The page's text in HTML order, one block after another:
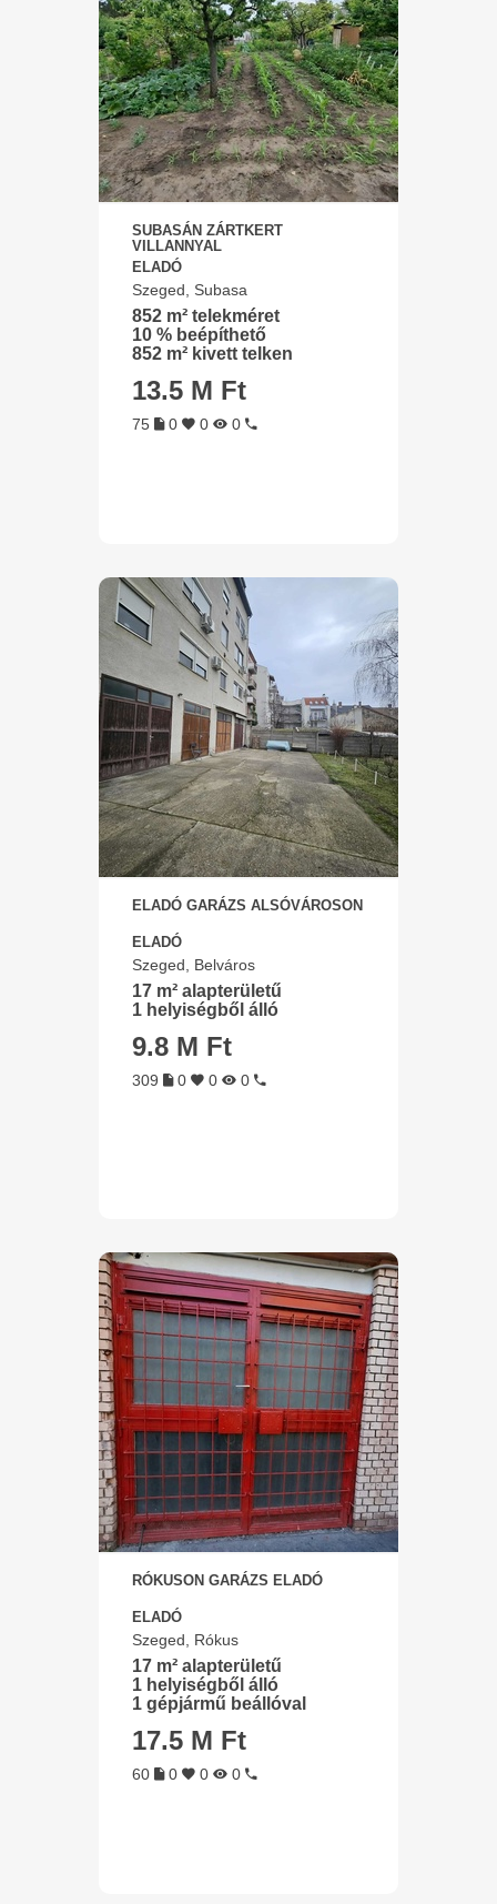
SUBASÁN ZÁRTKERT
VILLANNYAL
ELADÓ
Szeged, Subasa
852 m² telekméret
10 % beépíthető
852 m² kivett telken
13.5 M Ft
75 0 0 0
ELADÓ GARÁZS ALSÓVÁROSON
ELADÓ
Szeged, Belváros
17 m² alapterületű
1 helyiségből álló
9.8 M Ft
309 0 0 0
RÓKUSON GARÁZS ELADÓ
ELADÓ
Szeged, Rókus
17 m² alapterületű
1 helyiségből álló
1 gépjármű beállóval
17.5 M Ft
60 0 0 0